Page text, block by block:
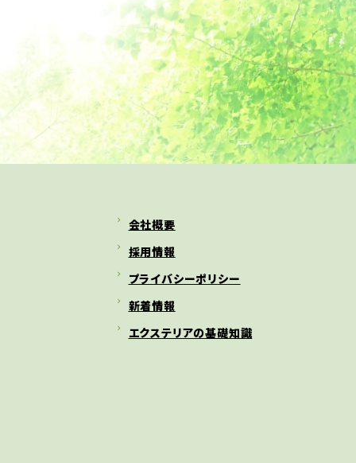
会社概要
採用情報
プライバシーポリシー
新着情報
エクステリアの基礎知識